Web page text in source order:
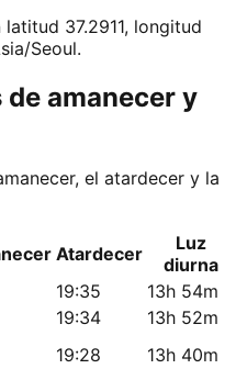
37.2911, longitud
Seoul.
amanecer y
el atardecer y la
Atardecer
Luz
diurna
19:35
13h 54m
19:34
13h 52m
19:28
13h 40m